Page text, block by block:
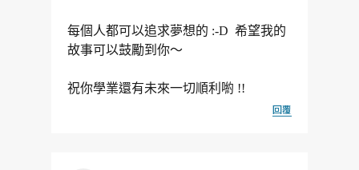
每個人都可以追求夢想的 :-D 希望我的
故事可以鼓勵到你～
祝你學業還有未來一切順利喲 !!
回覆